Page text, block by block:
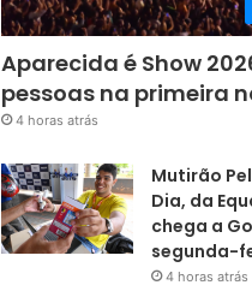
Aparecida é Show
pessoas na primeira
4 horas atrás
Mutirão
Dia, da
chega a
segunda-
4 horas atrás